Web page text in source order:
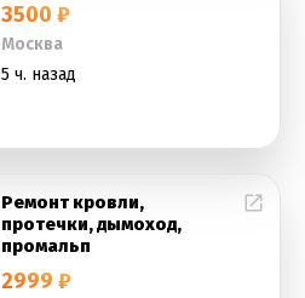
3500 ₽
Москва
5 ч. назад
Ремонт кровли,
протечки, дымоход,
промальп
2999 ₽